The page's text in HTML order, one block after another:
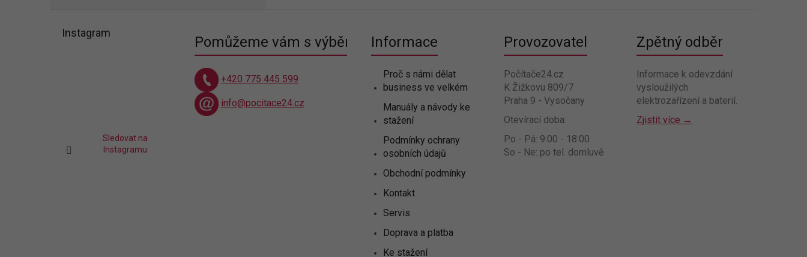
í
p
v
k
y
ý
p
i
s
á
n
í
Instagram
Sledovat na
Instagramu
Pomůžeme vám s výběrem
+420 775 445 599
info@pocitace24.cz
Informace
Proč s námi dělat
business ve velkém
Manuály a návody ke
stažení
Podmínky ochrany
osobních údajů
Obchodní podmínky
Kontakt
Servis
Doprava a platba
Ke stažení
Provozovatel
Počítače24.cz
K Žižkovu 809/7
Praha 9 - Vysočany
Otevírací doba:
Po - Pá: 9:00 - 18:00
So - Ne: po tel. domluvě
Zpětný odběr
Informace k odevzdání
vysloužilých
elektrozařízení a baterií.
Zjistit více →